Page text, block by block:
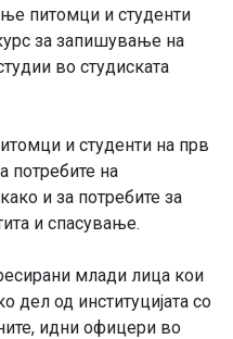
питомци и студенти
за запишување на
во студиската
и студенти на прв
потребите на
и за потребите за
и спасување.
млади лица кои
дел од институцијата со
идни офицери во